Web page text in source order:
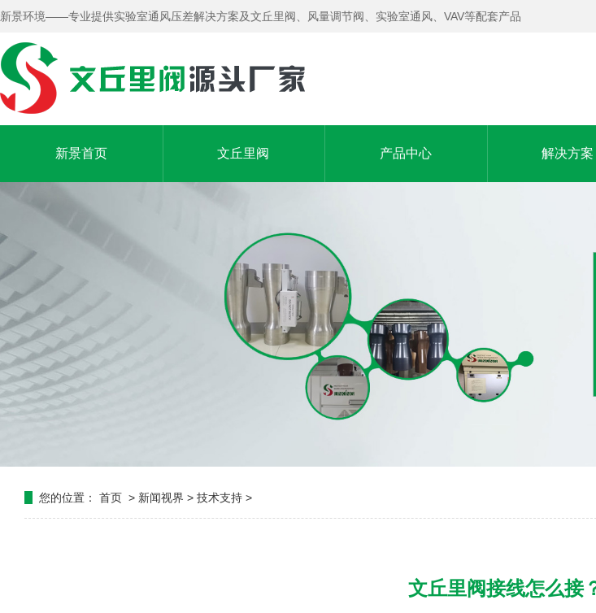
新景环境——专业提供实验室通风压差解决方案及文丘里阀、风量调节阀、实验室通风、VAV等配套产品
新景首页 文丘里阀 产品中心 解决方案
您的位置： 首页 > 新闻视界 > 技术支持 >
文丘里阀接线怎么接